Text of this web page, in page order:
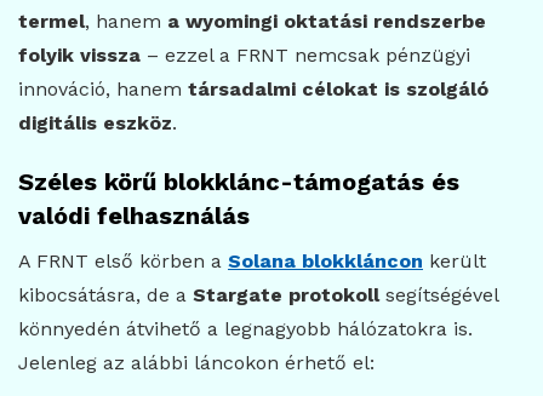
termel, hanem a wyomingi oktatási rendszerbe
folyik vissza – ezzel a FRNT nemcsak pénzügyi
innováció, hanem társadalmi célokat is szolgáló
digitális eszköz.
Széles körű blokklánc-támogatás és
valódi felhasználás
A FRNT első körben a Solana blokkláncon került
kibocsátásra, de a Stargate protokollsegítségével
könnyedén átvihető a legnagyobb hálózatokra is.
Jelenleg az alábbi láncokon érhető el: